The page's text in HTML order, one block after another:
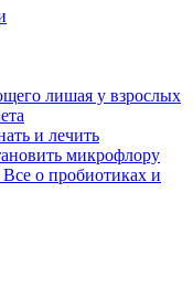
лишая у взрослых
и лечить
микрофлору
о пробиотиках и